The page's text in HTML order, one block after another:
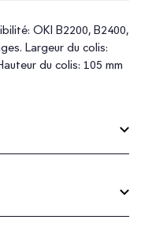
OKI B2200, B2400,
Largeur du colis:
du colis: 105 mm